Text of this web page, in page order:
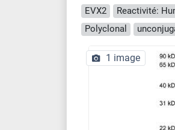
EVX2
Polyclonal
1 image